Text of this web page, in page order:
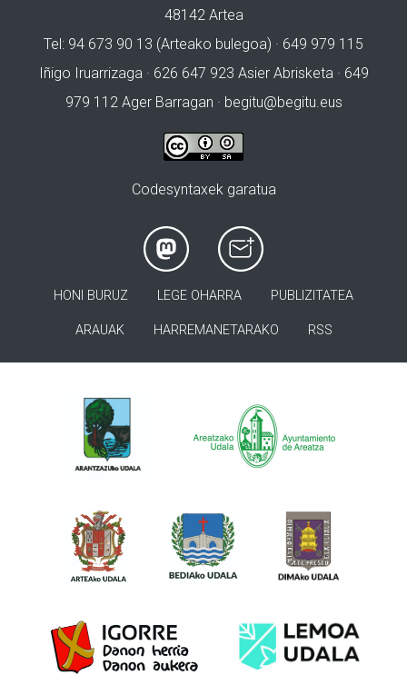
48142 Artea
Tel: 94 673 90 13 (Arteako bulegoa) · 649 979 115
Iñigo Iruarrizaga · 626 647 923 Asier Abrisketa · 649
979 112 Ager Barragan · begitu@begitu.eus
Codesyntaxek garatua
HONI BURUZ LEGE OHARRA PUBLIZITATEA
ARAUAK HARREMANETARAKO RSS